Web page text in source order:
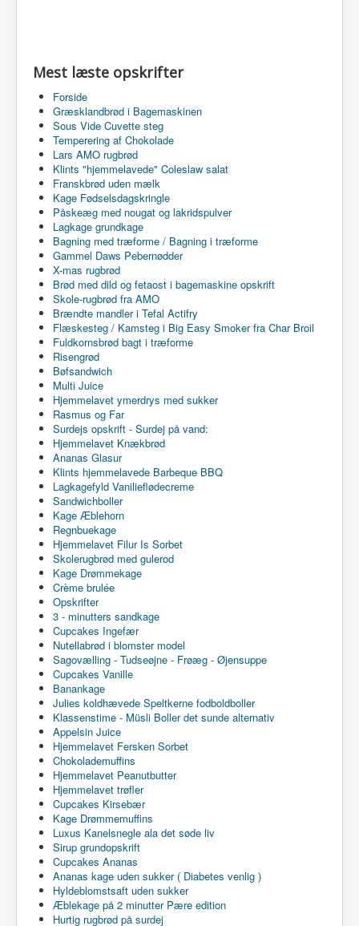
Mest læste opskrifter
Forside
Græsklandbrød i Bagemaskinen
Sous Vide Cuvette steg
Temperering af Chokolade
Lars AMO rugbrød
Klints "hjemmelavede" Coleslaw salat
Franskbrød uden mælk
Kage Fødselsdagskringle
Påskeæg med nougat og lakridspulver
Lagkage grundkage
Bagning med træforme / Bagning i træforme
Gammel Daws Pebernødder
X-mas rugbrød
Brød med dild og fetaost i bagemaskine opskrift
Skole-rugbrød fra AMO
Brændte mandler i Tefal Actifry
Flæskesteg / Kamsteg i Big Easy Smoker fra Char Broil
Fuldkornsbrød bagt i træforme
Risengrød
Bøfsandwich
Multi Juice
Hjemmelavet ymerdrys med sukker
Rasmus og Far
Surdejs opskrift - Surdej på vand:
Hjemmelavet Knækbrød
Ananas Glasur
Klints hjemmelavede Barbeque BBQ
Lagkagefyld Vanilieflødecreme
Sandwichboller
Kage Æblehorn
Regnbuekage
Hjemmelavet Filur Is Sorbet
Skolerugbrød med gulerod
Kage Drømmekage
Crème brulée
Opskrifter
3 - minutters sandkage
Cupcakes Ingefær
Nutellabrød i blomster model
Sagovælling - Tudseøjne - Frøæg - Øjensuppe
Cupcakes Vanille
Banankage
Julies koldhævede Speltkerne fodboldboller
Klassenstime - Müsli Boller det sunde alternativ
Appelsin Juice
Hjemmelavet Fersken Sorbet
Chokolademuffins
Hjemmelavet Peanutbutter
Hjemmelavet trøfler
Cupcakes Kirsebær
Kage Drømmemuffins
Luxus Kanelsnegle ala det søde liv
Sirup grundopskrift
Cupcakes Ananas
Ananas kage uden sukker ( Diabetes venlig )
Hyldeblomstsaft uden sukker
Æblekage på 2 minutter Pære edition
Hurtig rugbrød på surdej